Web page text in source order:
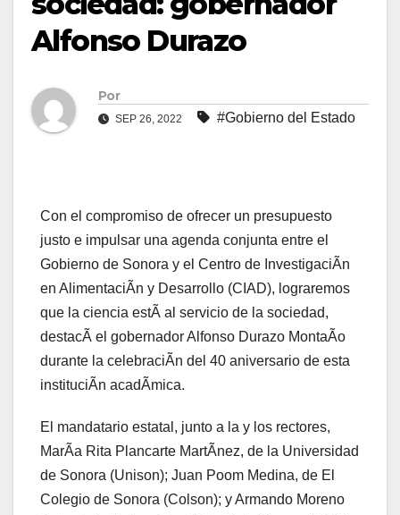
Alfonso Durazo
Por
SEP 26, 2022 #Gobierno del Estado
Con el compromiso de ofrecer un presupuesto
justo e impulsar una agenda conjunta entre el
Gobierno de Sonora y el Centro de InvestigaciÃn
en AlimentaciÃn y Desarrollo (CIAD), lograremos
que la ciencia estÃ al servicio de la sociedad,
destacÃ el gobernador Alfonso Durazo MontaÃo
durante la celebraciÃn del 40 aniversario de esta
instituciÃn acadÃmica.
El mandatario estatal, junto a la y los rectores,
MarÃa Rita Plancarte MartÃnez, de la Universidad
de Sonora (Unison); Juan Poom Medina, de El
Colegio de Sonora (Colson); y Armando Moreno